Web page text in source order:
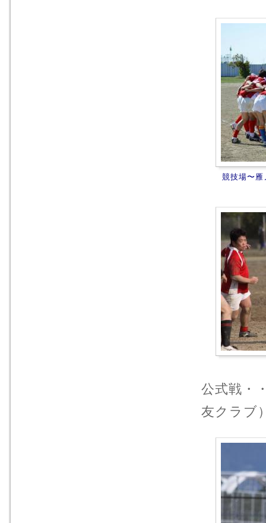
競技場〜雁
公式戦・
友クラブ